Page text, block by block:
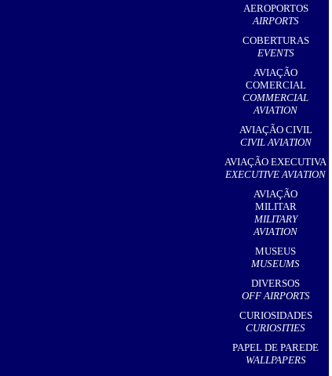
AEROPORTOS
AIRPORTS
,
COBERTURAS
EVENTS
AVIAÇÃO
COMERCIAL
COMMERCIAL
AVIATION
AVIAÇÃO CIVIL
CIVIL AVIATION
AVIAÇÃO EXECUTIVA
EXECUTIVE AVIATION
AVIAÇÃO
MILITAR
MILITARY
AVIATION
MUSEUS
MUSEUMS
DIVERSOS
OFF AIRPORTS
CURIOSIDADES
CURIOSITIES
PAPEL DE PAREDE
WALLPAPERS